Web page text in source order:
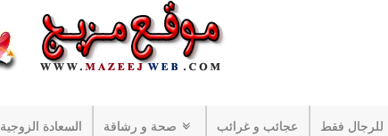
السعادة الزوجية صحة و رشاقة عجائب و غرائب للرجال فقط